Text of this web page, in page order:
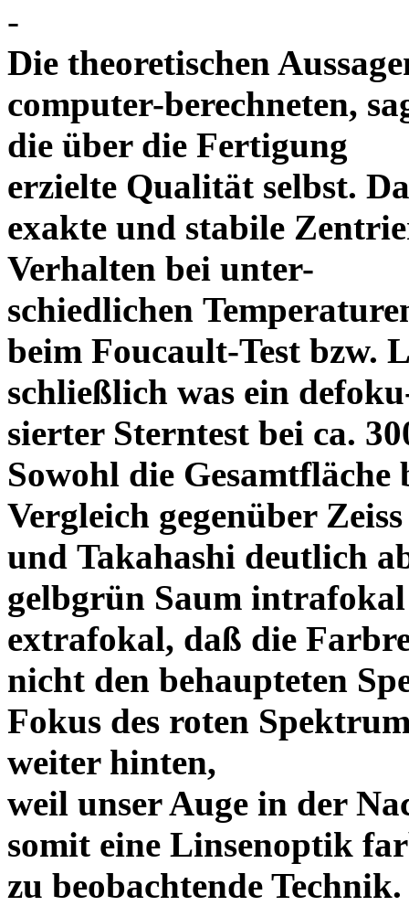
-
Die theoretischen
computer-berechneten,
die über die Fertigung
erzielte Qualität selbst.
exakte und stabile
Verhalten bei unter-
schiedlichen
beim Foucault-Test bzw.
schließlich was ein
sierter Sterntest bei ca.
Sowohl die
Vergleich gegenüber Zeiss
und Takahashi deutlich
gelbgrün Saum
extrafokal, daß die
nicht den behaupteten
Fokus des roten
weiter hinten,
weil unser Auge in der
somit eine Linsenoptik
zu beobachtende